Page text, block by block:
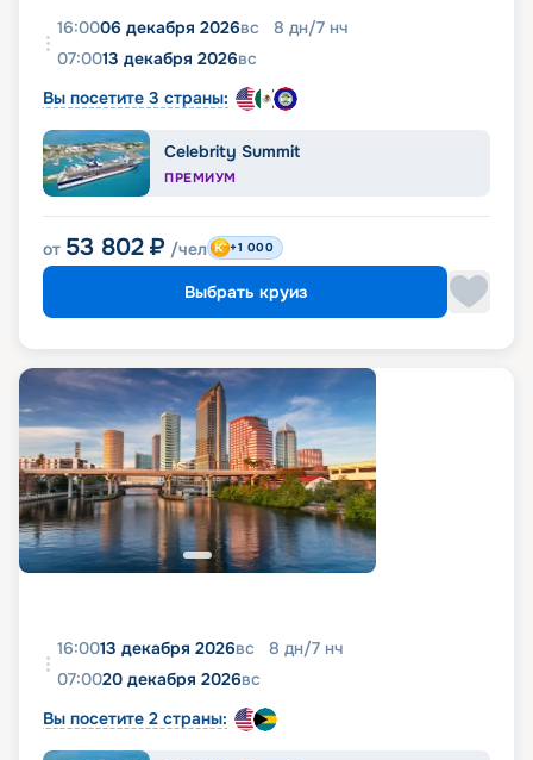
16:0006 декабря 2026вс 8 дн/7 нч
07:0013 декабря 2026вс
Вы посетите 3 страны:
Celebrity Summit
ПРЕМИУМ
от 53 802 ₽ /чел +1 000
Выбрать круиз
16:0013 декабря 2026вс 8 дн/7 нч
07:0020 декабря 2026вс
Вы посетите 2 страны: